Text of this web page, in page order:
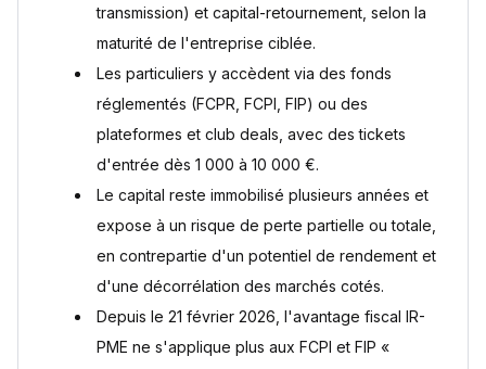
Questions fréquentes
equity ?
Combien de temps faut-il immobiliser son capital en
Quelle est la différence entre capital-risque et LBO ?
Quels sont les principaux risques du private equity ?
fiscal en 2026 ?
Sources
transmission) et capital-retournement, selon la
maturité de l'entreprise ciblée.
Les particuliers y accèdent via des fonds
réglementés (FCPR, FCPI, FIP) ou des
plateformes et club deals, avec des tickets
d'entrée dès 1 000 à 10 000 €.
Le capital reste immobilisé plusieurs années et
expose à un risque de perte partielle ou totale,
en contrepartie d'un potentiel de rendement et
d'une décorrélation des marchés cotés.
Depuis le 21 février 2026, l'avantage fiscal IR-
PME ne s'applique plus aux FCPI et FIP «